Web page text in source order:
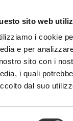
sito web
i cookie
e per
sito con i
i quali
dal suo